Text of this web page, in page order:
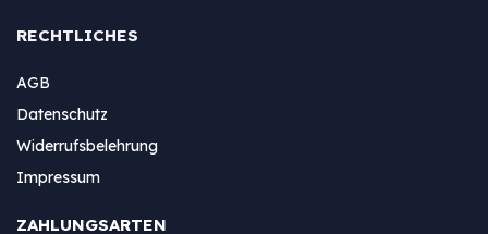
RECHTLICHES
AGB
Datenschutz
Widerrufsbelehrung
Impressum
ZAHLUNGSARTEN